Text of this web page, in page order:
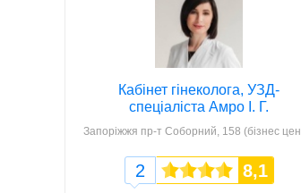
Кабінет гінеколога, УЗД-
спеціаліста Амро І. Г.
Запоріжжя пр-т Соборний, 158 (бізнес центр "Форум", оф. 258)
2 8,1